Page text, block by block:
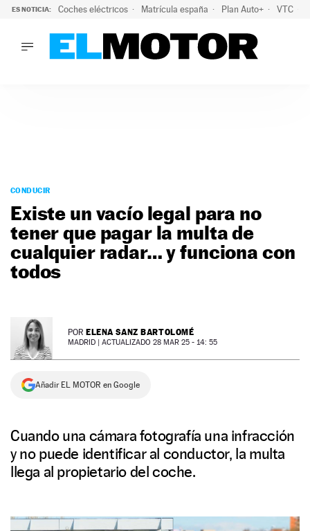
ES NOTICIA: Coches eléctricos Matrícula españa Plan Auto+ VTC
PODCAST
MOTOS
TECNOLOGÍA
SUPERCOCHES
MOTORTV
NEWSLETTER
CONDUCIR
Existe un vacío legal para no
tener que pagar la multa de
cualquier radar… y funciona con
todos
POR ELENA SANZ BARTOLOMÉ
MADRID | ACTUALIZADO 28 MAR 25 - 14: 55
Añadir EL MOTOR en Google
Cuando una cámara fotografía una infracción
y no puede identificar al conductor, la multa
llega al propietario del coche.